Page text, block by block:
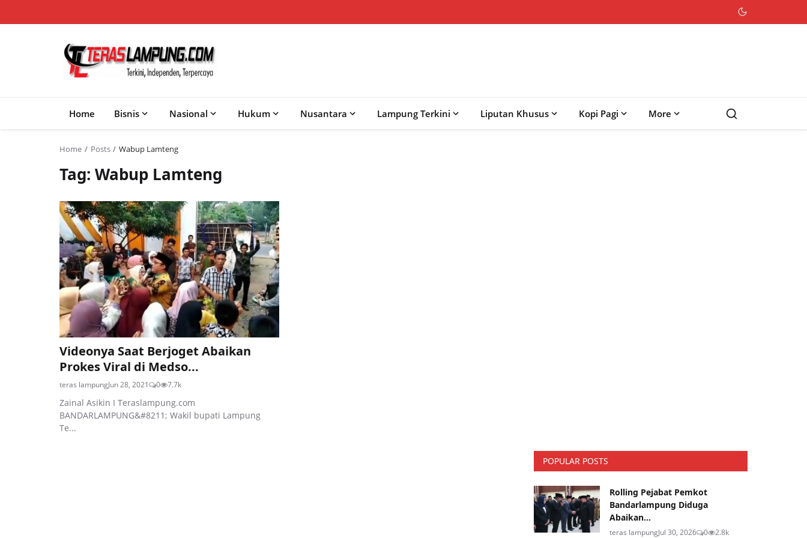
Home Bisnis Nasional Hukum Nusantara Lampung Terkini Liputan Khusus Kopi Pagi More
Home Posts Wabup Lamteng
Tag: Wabup Lamteng
Videonya Saat Berjoget Abaikan
Prokes Viral di Medso...
teras lampungJun 28, 2021 0 7.7k
Zainal Asikin I Teraslampung.com
BANDARLAMPUNG&#8211; Wakil bupati Lampung
Te...
POPULAR POSTS
Rolling Pejabat Pemkot
Bandarlampung Diduga
Abaikan...
teras lampungJul 30, 2026 0 2.8k